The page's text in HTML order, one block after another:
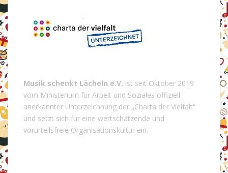
Musik schenkt Lächeln e.V. ist seit Oktober 2019
vom Ministerium für Arbeit und Soziales offiziell
anerkannter Unterzeichnung der „Charta der Vielfalt“
und setzt sich für eine wertschätzende und
vorurteilsfreie Organisationskultur ein.